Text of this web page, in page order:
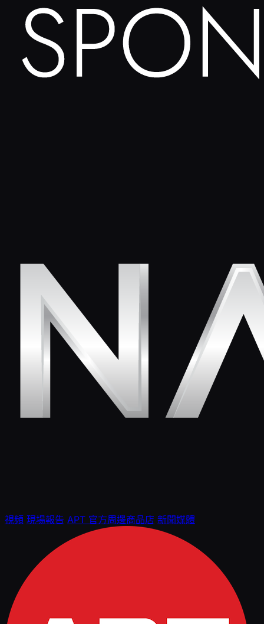
視頻 現場報告 APT 官方周邊商品店 新聞媒體